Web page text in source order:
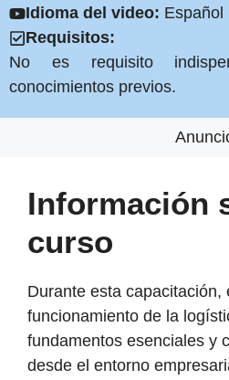
Idioma del video: Español
Requisitos:
No es requisito
conocimientos previos.
Información
curso
Durante esta capacitación,
funcionamiento de la
fundamentos esenciales y
desde el entorno